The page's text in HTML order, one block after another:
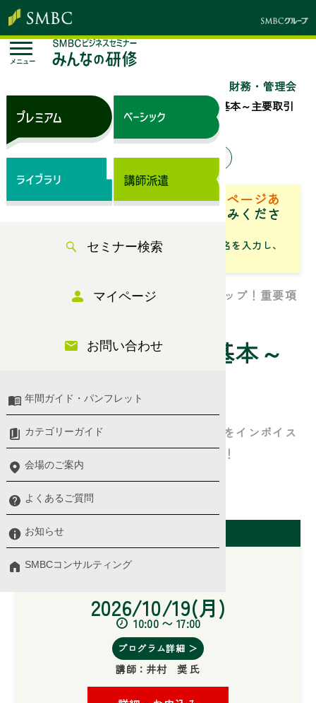
メニュー
セミナー検索
マイページ
お問い合わせ
年間ガイド・パンフレット
カテゴリーガイド
会場のご案内
よくあるご質問
お知らせ
SMBCコンサルティング
「経理・財務・管理会
計」のセミナー一覧
経理実務と税務の基本～主要取引
の会計～
来場セミナー オンラインセミナー
ベーシック（サブスク）専用ページあ
「専用ページ」からお申込みくださ
「フリーワード」にセミナータイトル名を入力し、
簿記から経理税務実務へのステップアップ！重要項
経理実務と税務の基本～
主要取引の会計～
主要取引の会計と税務の接点・注意点をインボイス
等や税制改正も含め演習を交えて学ぶ！
経理・財務・管理会計
開催日（大阪会場）
2026/10/19(月)
10:00 〜 17:00
プログラム詳細 ＞
講師： 井村 奨 氏